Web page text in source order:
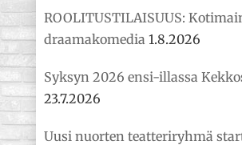
ROOLITUSTILAISUUS:
draamakomedia1.8.2026
Syksyn 2026 ensi-illassa
23.7.2026
Uusi nuorten teatteriryhmä